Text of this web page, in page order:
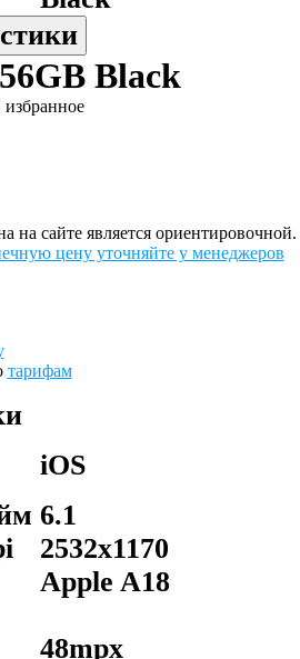
Black
на сайте является ориентировочной.
цену уточняйте у менеджеров
тарифам
iOS
6.1
2532x1170
Apple A18
48mpx